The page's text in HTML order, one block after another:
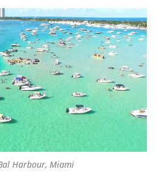
Harbour, Miami